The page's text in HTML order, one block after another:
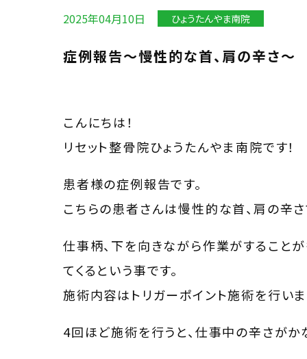
2025年04月10日 ひょうたんやま南院
症例報告～慢性的な首、肩の辛さ～
こんにちは！
リセット整骨院ひょうたんやま南院です！
患者様の症例報告です。
こちらの患者さんは慢性的な首、肩の辛
仕事柄、下を向きながら作業がすること
てくるという事です。
施術内容はトリガーポイント施術を行いま
4回ほど施術を行うと、仕事中の辛さがか